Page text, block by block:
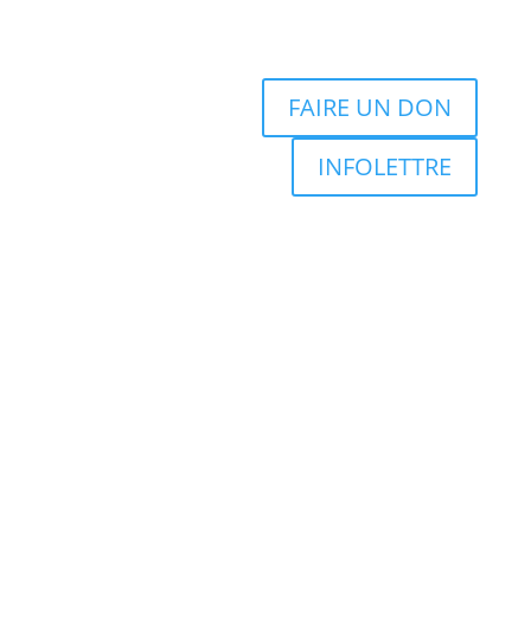
FAIRE UN DON
INFOLETTRE